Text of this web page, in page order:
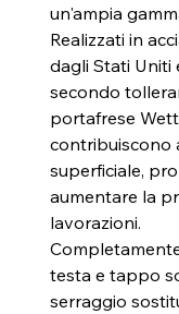
un'ampia
Realizzati in
dagli Stati Uniti
secondo
portafrese
contribuiscono
superficiale,
aumentare la
lavorazioni.
testa e tappo
serraggio